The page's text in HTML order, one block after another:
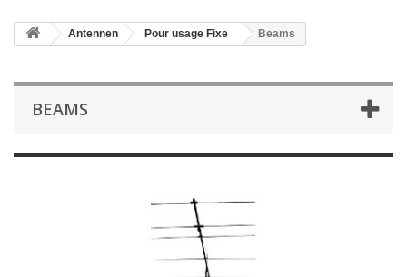
Antennen Pour usage Fixe Beams
BEAMS